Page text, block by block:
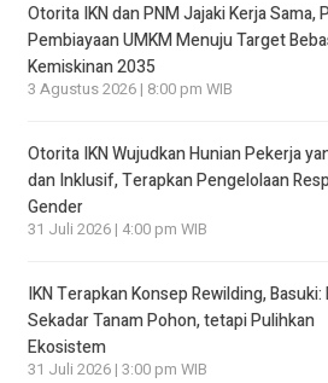
Otorita IKN dan PNM Jajaki Kerja Sama,
Pembiayaan UMKM Menuju Target
Kemiskinan 2035
3 Agustus 2026 | 8:00 pm WIB
Otorita IKN Wujudkan Hunian Pekerja
dan Inklusif, Terapkan Pengelolaan
Gender
31 Juli 2026 | 4:00 pm WIB
IKN Terapkan Konsep Rewilding, Basuki:
Sekadar Tanam Pohon, tetapi Pulihkan
Ekosistem
31 Juli 2026 | 3:00 pm WIB